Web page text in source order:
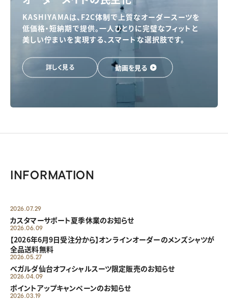
KASHIYAMAは、F2C体制で上質なオーダースーツを
低価格・短納期で提供。一人ひとりに完璧なフィットと
美しい佇まいを実現する、スマートな選択肢です。
詳しく見る 動画を見る
INFORMATION
2026.07.29
カスタマーサポート夏季休業のお知らせ
2026.06.09
【2026年6月9日受注分から】オンラインオーダーのメンズシャツが
全品送料無料
2026.05.27
べガルダ仙台オフィシャルスーツ限定販売のお知らせ
2026.04.09
ポイントアップキャンペーンのお知らせ
2026.03.19